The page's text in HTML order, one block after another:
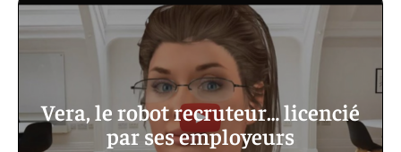
Vera, le robot recruteur… licencié
par ses employeurs